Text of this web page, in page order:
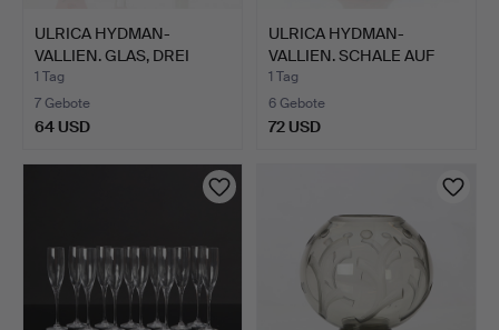
ULRICA HYDMAN-
VALLIEN. GLAS, DREI
TEILE. M…
1 Tag
7 Gebote
64 USD
ULRICA HYDMAN-
VALLIEN. SCHALE AUF
FUSS. Ku…
1 Tag
6 Gebote
72 USD